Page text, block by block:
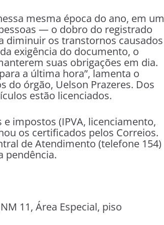
mesma época do ano, em um
— o dobro do registrado
diminuir os transtornos causados
exigência do documento, o
suas obrigações em dia.
a última hora”, lamenta o
do órgão, Uelson Prazeres. Dos
estão licenciados.
impostos (IPVA, licenciamento,
os certificados pelos Correios.
de Atendimento (telefone 154)
pendência.
11, Área Especial, piso